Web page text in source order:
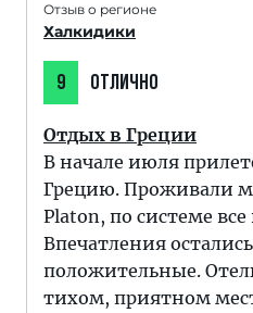
Отзыв о регионе
Халкидики
9 ОТЛИЧНО
Отдых в Греции
В начале июля
Грецию. Проживали
Platon, по системе
Впечатления
положительные.
тихом, приятном